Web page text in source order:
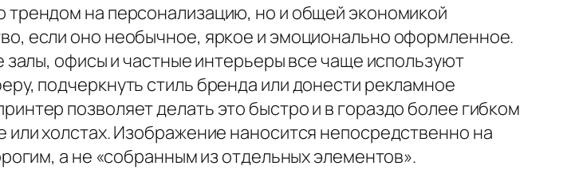
на персонализацию, но и общей экономикой
если оно необычное, яркое и эмоционально оформленное.
офисы и частные интерьеры все чаще используют
подчеркнуть стиль бренда или донести рекламное
позволяет делать это быстро и в гораздо более гибком
холстах. Изображение наносится непосредственно на
а не «собранным из отдельных элементов».